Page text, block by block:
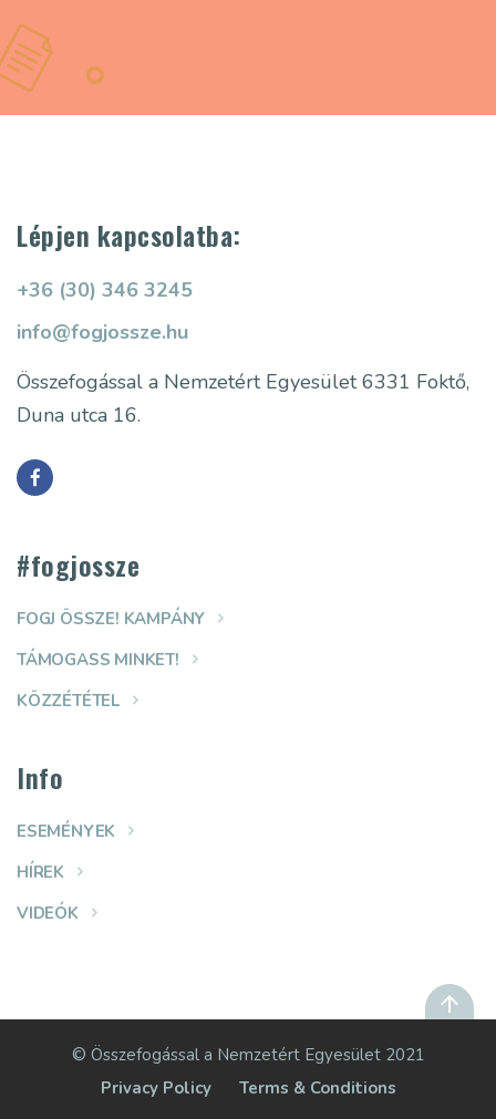
Lépjen kapcsolatba:
+36 (30) 346 3245
info@fogjossze.hu
Összefogással a Nemzetért Egyesület6331 Foktő,
Duna utca 16.
#fogjossze
FOGJ ÖSSZE! KAMPÁNY
TÁMOGASS MINKET!
KÖZZÉTÉTEL
Info
ESEMÉNYEK
HÍREK
VIDEÓK
© Összefogással a Nemzetért Egyesület 2021
Privacy Policy
Terms & Conditions